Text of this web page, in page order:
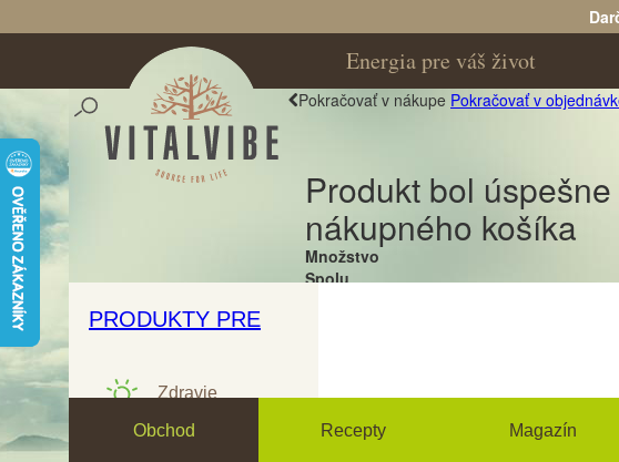
Energia pre váš život
Produkt bol
nákupného košíka
Množstvo
Spolu
Pokračovať v nákupe Pokračovať v
RAW & BIO
Obchod Recepty Magazín
PRODUKTY PRE
Zdravie
Šport